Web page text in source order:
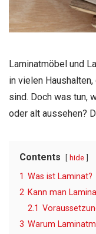
Laminatmöbel und
in vielen
sind. Doch was tun,
oder alt aussehen?
Contents hide
1 Was ist Laminat?
2 Kann man
2.1
3 Warum